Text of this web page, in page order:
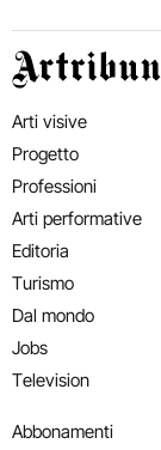
Artribune
Arti visive
Progetto
Professioni
Arti performative
Editoria
Turismo
Dal mondo
Jobs
Television
Abbonamenti